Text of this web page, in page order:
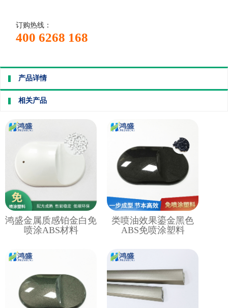
订购热线：
400 6268 168
产品详情
相关产品
鸿盛金属质感铂金白免
喷涂ABS材料
类喷油效果鎏金黑色
ABS免喷涂塑料